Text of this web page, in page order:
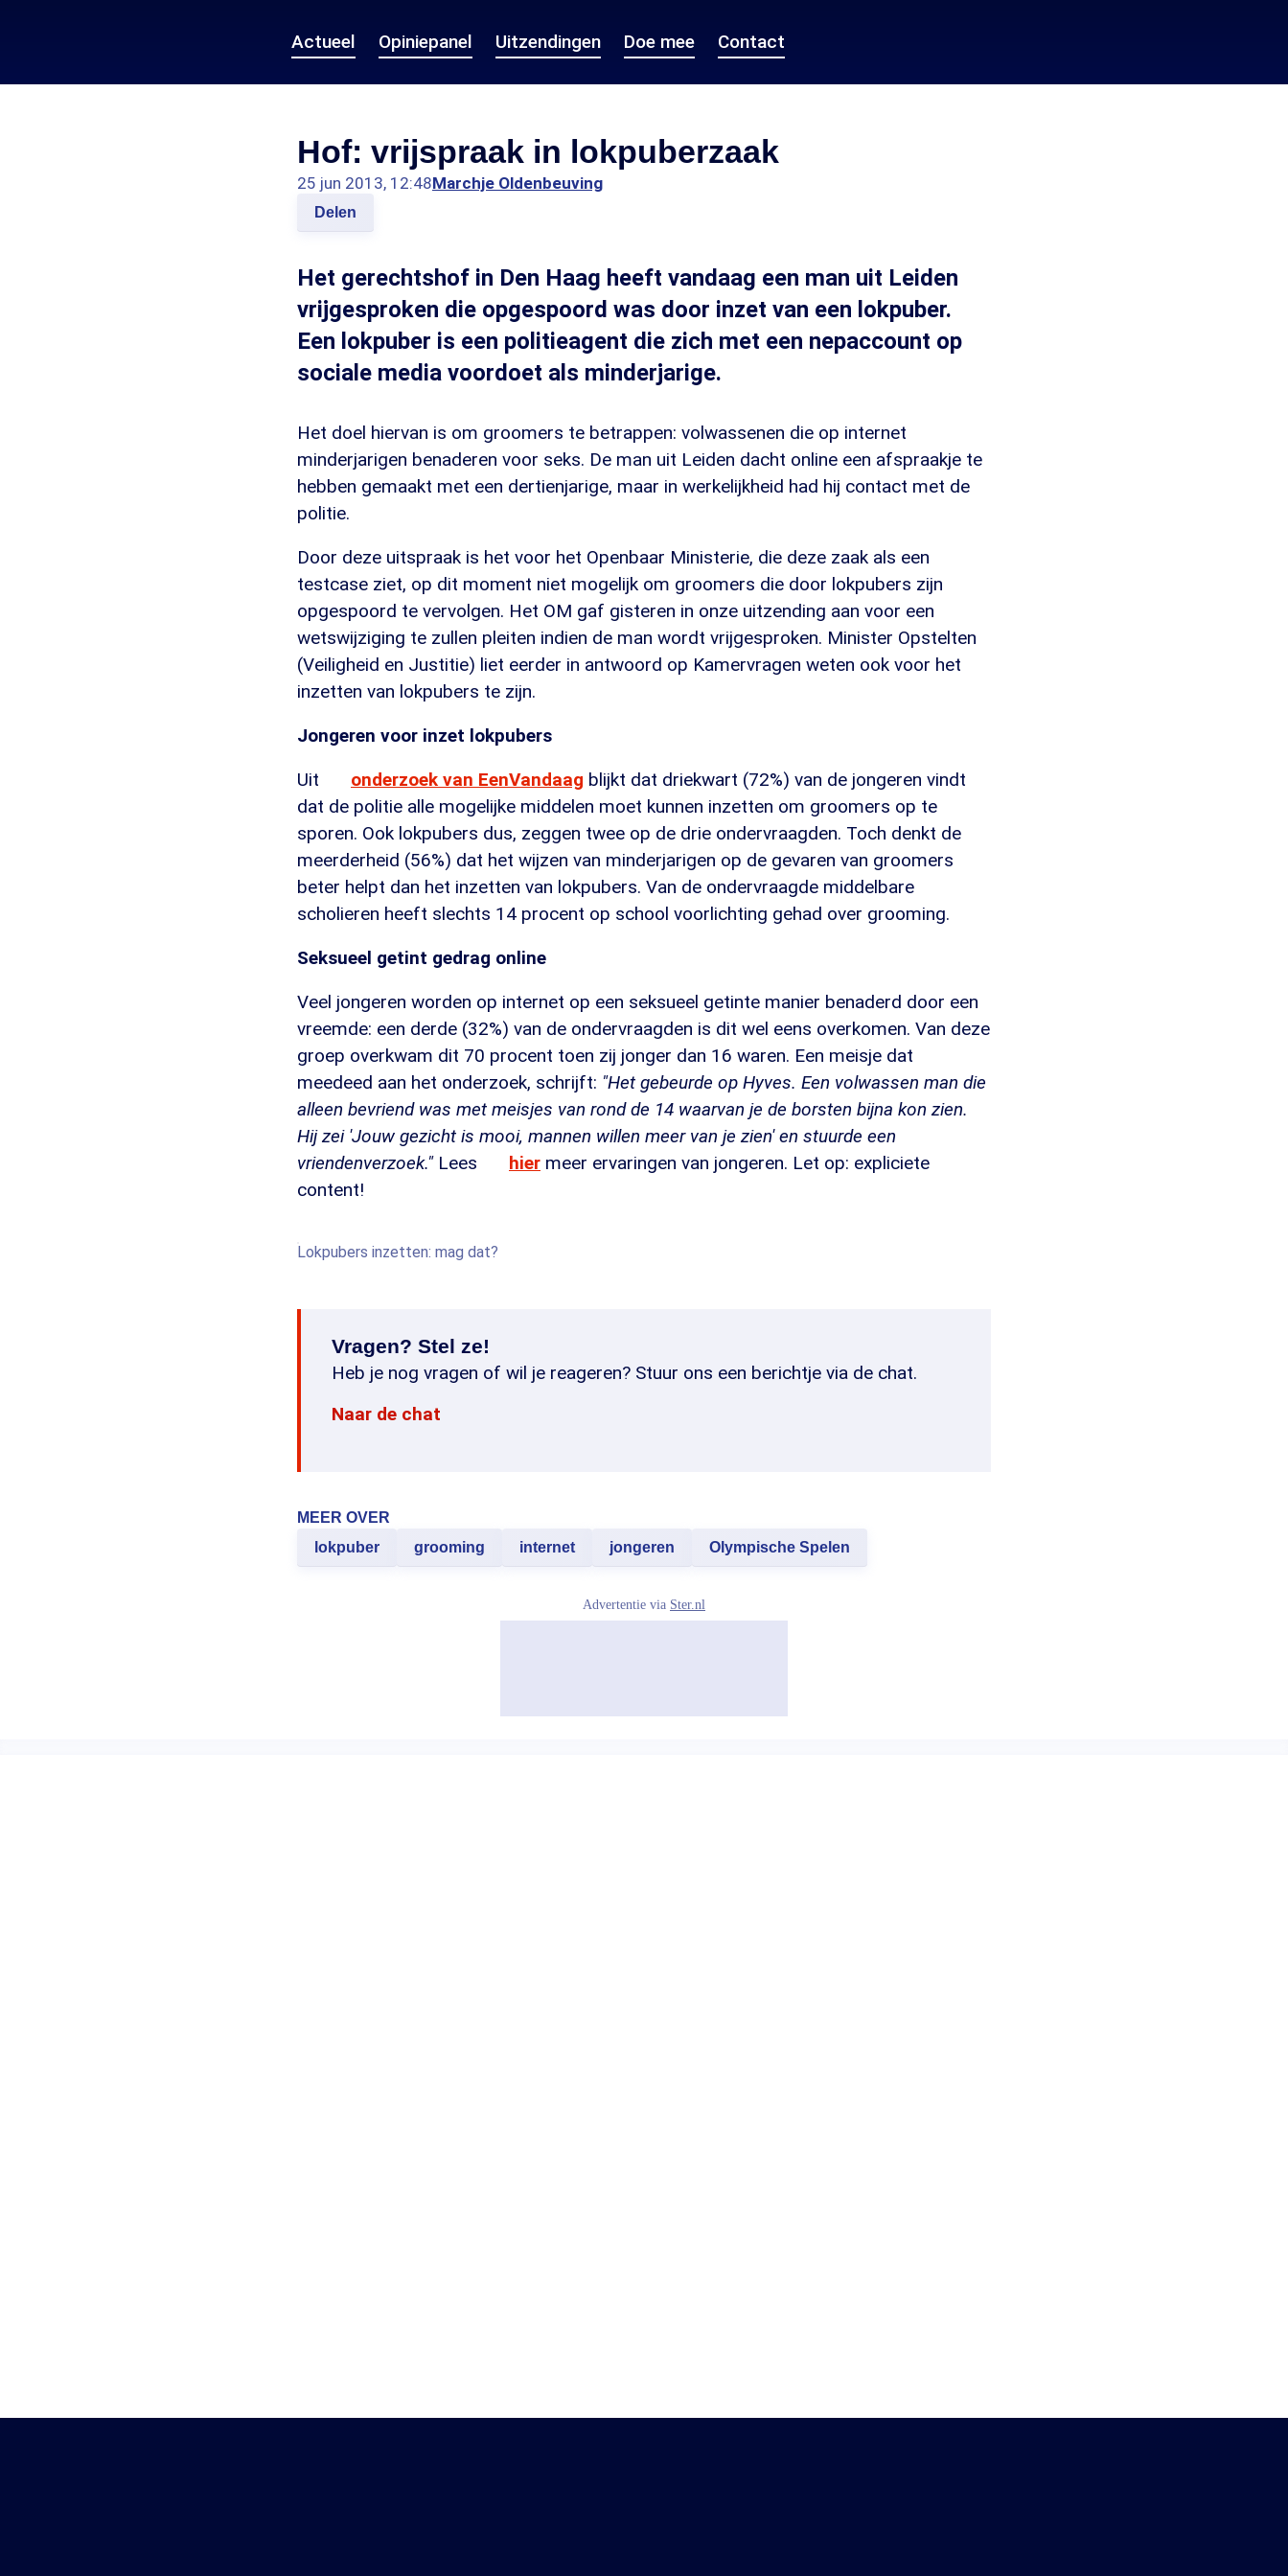
Actueel Opiniepanel Uitzendingen Doe mee Contact
Hof: vrijspraak in lokpuberzaak
25 jun 2013, 12:48Marchje Oldenbeuving
Delen
Het gerechtshof in Den Haag heeft vandaag een man uit Leiden
vrijgesproken die opgespoord was door inzet van een lokpuber.
Een lokpuber is een politieagent die zich met een nepaccount op
sociale media voordoet als minderjarige.
Het doel hiervan is om groomers te betrappen: volwassenen die op internet
minderjarigen benaderen voor seks. De man uit Leiden dacht online een afspraakje te
hebben gemaakt met een dertienjarige, maar in werkelijkheid had hij contact met de
politie.
Door deze uitspraak is het voor het Openbaar Ministerie, die deze zaak als een
testcase ziet, op dit moment niet mogelijk om groomers die door lokpubers zijn
opgespoord te vervolgen. Het OM gaf gisteren in onze uitzending aan voor een
wetswijziging te zullen pleiten indien de man wordt vrijgesproken. Minister Opstelten
(Veiligheid en Justitie) liet eerder in antwoord op Kamervragen weten ook voor het
inzetten van lokpubers te zijn.
Jongeren voor inzet lokpubers
Uit
onderzoek van EenVandaag blijkt dat driekwart (72%) van de jongeren vindt
dat de politie alle mogelijke middelen moet kunnen inzetten om groomers op te
sporen. Ook lokpubers dus, zeggen twee op de drie ondervraagden. Toch denkt de
meerderheid (56%) dat het wijzen van minderjarigen op de gevaren van groomers
beter helpt dan het inzetten van lokpubers. Van de ondervraagde middelbare
scholieren heeft slechts 14 procent op school voorlichting gehad over grooming.
Seksueel getint gedrag online
Veel jongeren worden op internet op een seksueel getinte manier benaderd door een
vreemde: een derde (32%) van de ondervraagden is dit wel eens overkomen. Van deze
groep overkwam dit 70 procent toen zij jonger dan 16 waren. Een meisje dat
meedeed aan het onderzoek, schrijft: "Het gebeurde op Hyves. Een volwassen man die
alleen bevriend was met meisjes van rond de 14 waarvan je de borsten bijna kon zien.
Hij zei 'Jouw gezicht is mooi, mannen willen meer van je zien' en stuurde een
vriendenverzoek."Lees hier meer ervaringen van jongeren. Let op: expliciete
content!
Lokpubers inzetten: mag dat?
Vragen? Stel ze!
Heb je nog vragen of wil je reageren? Stuur ons een berichtje via de chat.
Naar de chat
MEER OVER
lokpuber
grooming internet jongeren Olympische Spelen
Advertentie via Ster.nl